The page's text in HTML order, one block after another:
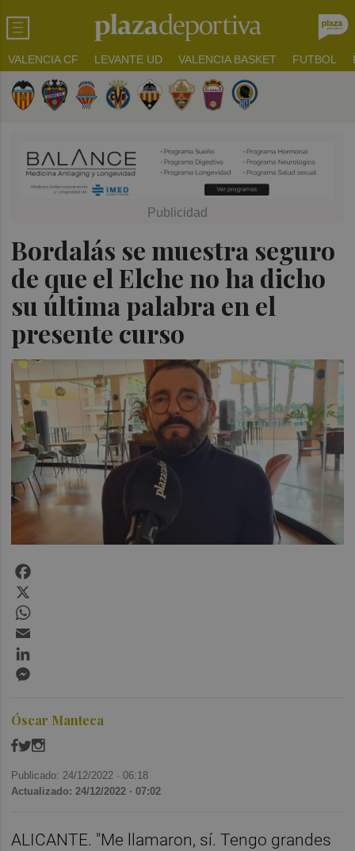
VALENCIA CF LEVANTE UD VALENCIA BASKET FUTBOL
Bordalás se muestra seguro
de que el Elche no ha dicho
su última palabra en el
presente curso
Óscar Manteca
Publicado: 24/12/2022 ·06:18
Actualizado: 24/12/2022 · 07:02
ALICANTE. "Me llamaron, sí. Tengo grandes